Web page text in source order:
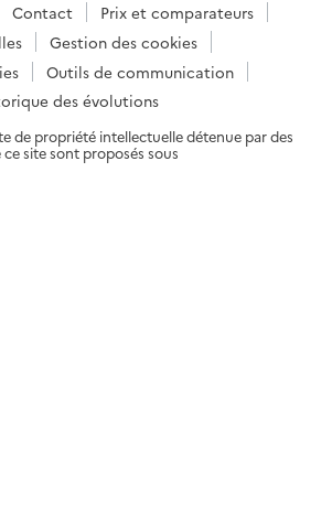
Contact
Prix et comparateurs
Gestion des cookies
Outils de communication
des évolutions
de propriété intellectuelle détenue par des
site sont proposés sous